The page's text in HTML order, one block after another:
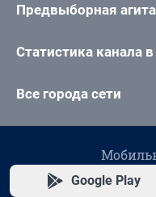
Предвыборная
Статистика канала
Все города сети
Google Play